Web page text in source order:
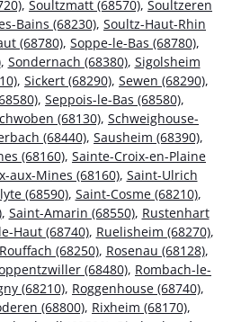
, Soultzmatt (68570), Soultzeren
Bains (68230), Soultz-Haut-Rhin
(68780), Soppe-le-Bas (68780),
, Sondernach (68380), Sigolsheim
, Sickert (68290), Sewen (68290),
, Seppois-le-Bas (68580),
(68130), Schweighouse-
(68440), Sausheim (68390),
(68160), Sainte-Croix-en-Plaine
aux-Mines (68160), Saint-Ulrich
(68590), Saint-Cosme (68210),
, Saint-Amarin (68550), Rustenhart
Haut (68740), Ruelisheim (68270),
Rouffach (68250), Rosenau (68128),
(68480), Rombach-le-
(68210), Roggenhouse (68740),
(68800), Rixheim (68170),